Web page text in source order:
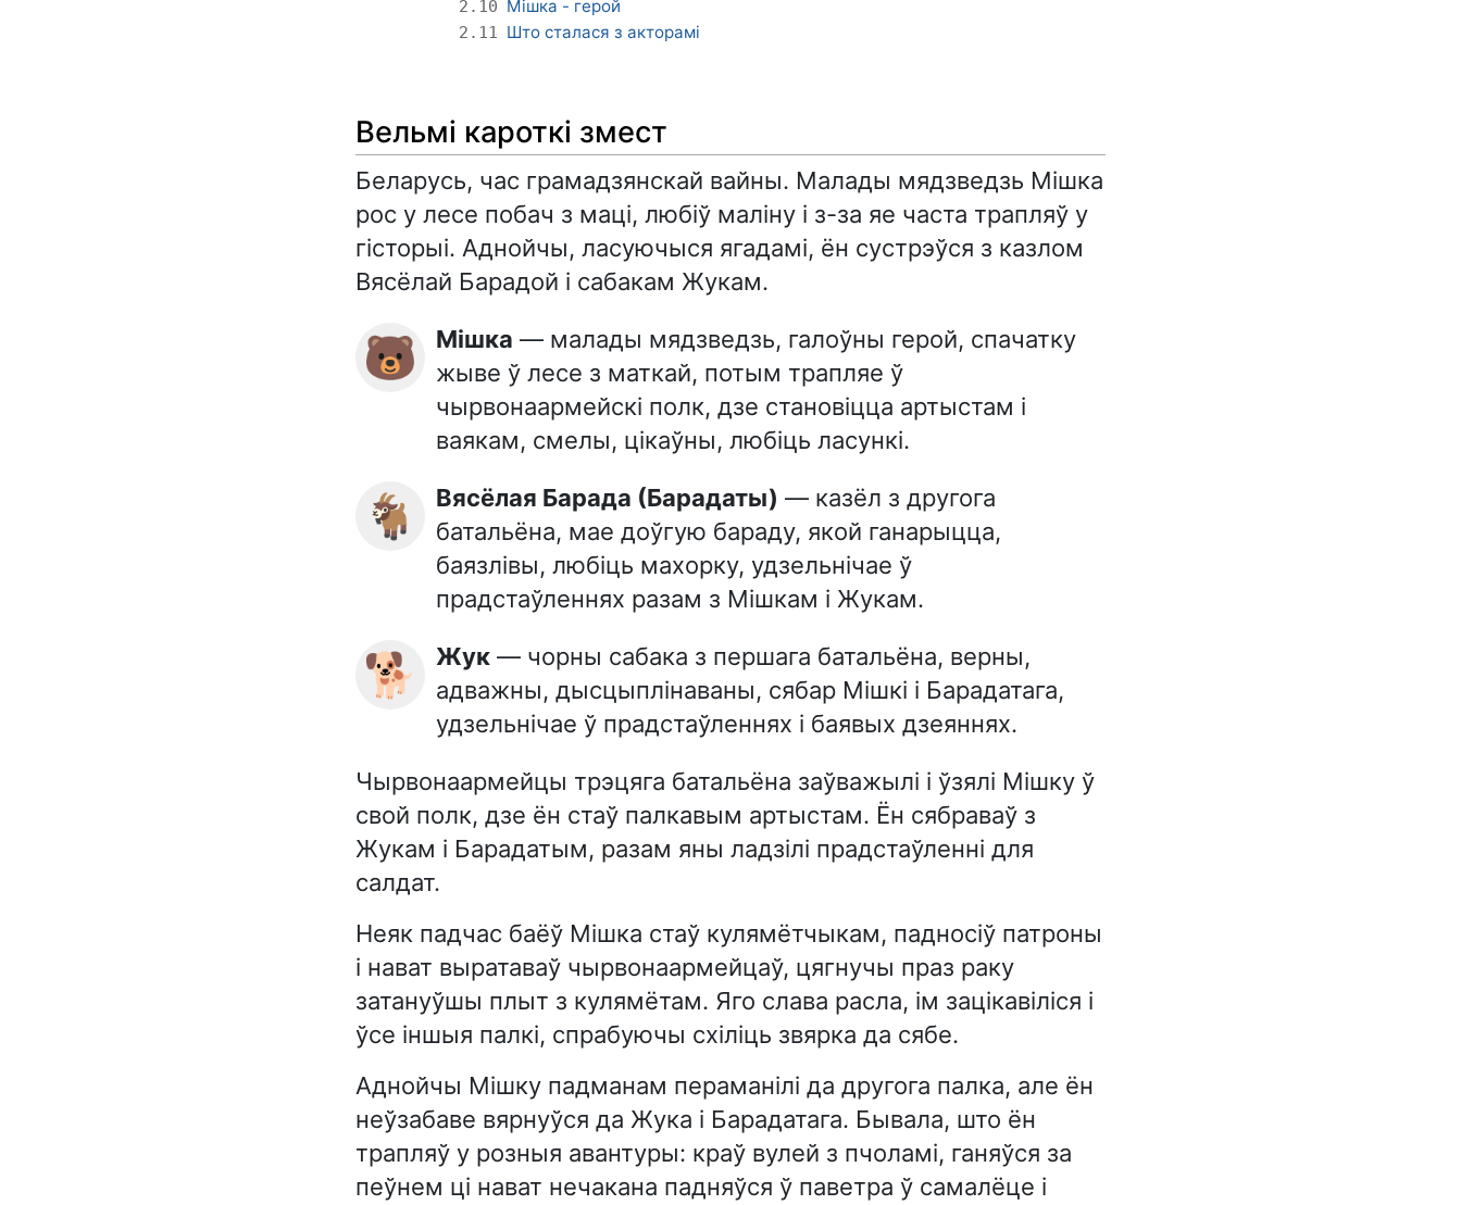
2.10 Мішка - герой
2.11 Што сталася з акторамі
Вельмі кароткі змест
Беларусь, час грамадзянскай вайны. Малады мядзведзь Мішка
рос у лесе побач з маці, любіў маліну і з-за яе часта трапляў у
гісторыі. Аднойчы, ласуючыся ягадамі, ён сустрэўся з казлом
Вясёлай Барадой і сабакам Жукам.
🐻 Мішка — малады мядзведзь, галоўны герой, спачатку
жыве ў лесе з маткай, потым трапляе ў
чырвонаармейскі полк, дзе становіцца артыстам і
ваякам, смелы, цікаўны, любіць ласункі.
🐐 Вясёлая Барада (Барадаты) — казёл з другога
батальёна, мае доўгую бараду, якой ганарыцца,
баязлівы, любіць махорку, удзельнічае ў
прадстаўленнях разам з Мішкам і Жукам.
🐕 Жук — чорны сабака з першага батальёна, верны,
адважны, дысцыплінаваны, сябар Мішкі і Барадатага,
удзельнічае ў прадстаўленнях і баявых дзеяннях.
Чырвонаармейцы трэцяга батальёна заўважылі і ўзялі Мішку ў
свой полк, дзе ён стаў палкавым артыстам. Ён сябраваў з
Жукам і Барадатым, разам яны ладзілі прадстаўленні для
салдат.
Неяк падчас баёў Мішка стаў кулямётчыкам, падносіў патроны
і нават выратаваў чырвонаармейцаў, цягнучы праз раку
затануўшы плыт з кулямётам. Яго слава расла, ім зацікавіліся і
ўсе іншыя палкі, спрабуючы схіліць звярка да сябе.
Аднойчы Мішку падманам пераманілі да другога палка, але ён
неўзабаве вярнуўся да Жука і Барадатага. Бывала, што ён
трапляў у розныя авантуры: краў вулей з пчоламі, ганяўся за
пеўнем ці нават нечакана падняўся ў паветра ў самалёце і